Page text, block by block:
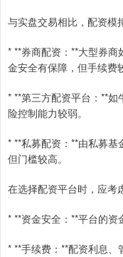
与实盘交易相比，配资模
* **券商配资：**大型券
金安全有保障，但手续费
* **第三方配资平台：**
险控制能力较弱。
* **私募配资：**由私募基
但门槛较高。
在选择配资平台时，应考
* **资金安全：**平台的资
* **手续费：**配资利息、